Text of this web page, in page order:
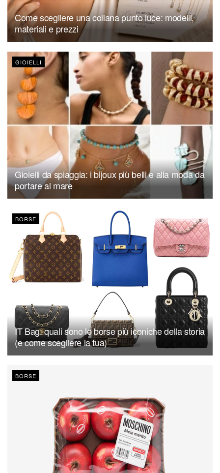
Come scegliere una collana punto luce: modelli,
materiali e prezzi
GIOIELLI
Gioielli da spiaggia: i bijoux più belli e alla moda da
portare al mare
BORSE
IT Bag: quali sono le borse più iconiche della storia
(e come scegliere la tua)
BORSE